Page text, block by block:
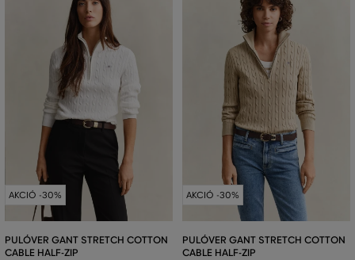
AKCIÓ -30%
PULÓVER GANT STRETCH COTTON
CABLE HALF-ZIP
AKCIÓ -30%
PULÓVER GANT STRETCH COTTON
CABLE HALF-ZIP